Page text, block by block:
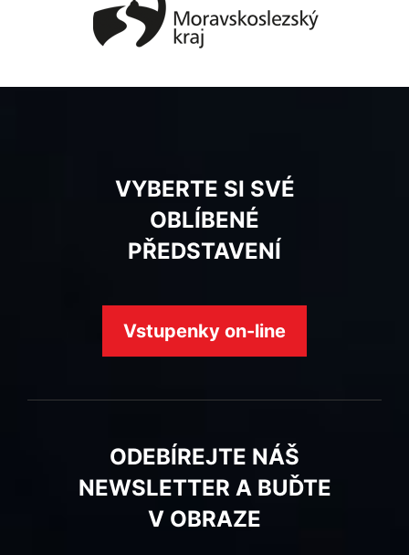
VYBERTE SI SVÉ
OBLÍBENÉ
PŘEDSTAVENÍ
Vstupenky on-line
ODEBÍREJTE NÁŠ
NEWSLETTER A BUĎTE
V OBRAZE